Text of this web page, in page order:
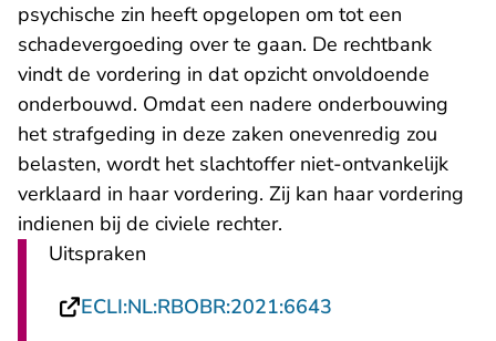
psychische zin heeft opgelopen om tot een
schadevergoeding over te gaan. De rechtbank
vindt de vordering in dat opzicht onvoldoende
onderbouwd. Omdat een nadere onderbouwing
het strafgeding in deze zaken onevenredig zou
belasten, wordt het slachtoffer niet-ontvankelijk
verklaard in haar vordering. Zij kan haar vordering
indienen bij de civiele rechter.
Uitspraken
ECLI:NL:RBOBR:2021:6643